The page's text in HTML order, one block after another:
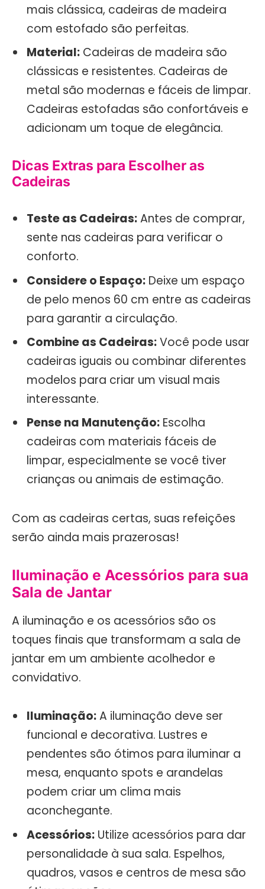
mais clássica, cadeiras de madeira
com estofado são perfeitas.
Material: Cadeiras de madeira são
clássicas e resistentes. Cadeiras de
metal são modernas e fáceis de limpar.
Cadeiras estofadas são confortáveis e
adicionam um toque de elegância.
Dicas Extras para Escolher as
Cadeiras
Teste as Cadeiras:Antes de comprar,
sente nas cadeiras para verificar o
conforto.
Considere o Espaço: Deixe um espaço
de pelo menos 60 cm entre as cadeiras
para garantir a circulação.
Combine as Cadeiras:Você pode usar
cadeiras iguais ou combinar diferentes
modelos para criar um visual mais
interessante.
Pense na Manutenção: Escolha
cadeiras com materiais fáceis de
limpar, especialmente se você tiver
crianças ou animais de estimação.
Com as cadeiras certas, suas refeições
serão ainda mais prazerosas!
Iluminação e Acessórios para sua
Sala de Jantar
A iluminação e os acessórios são os
toques finais que transformam a sala de
jantar em um ambiente acolhedor e
convidativo.
Iluminação:A iluminação deve ser
funcional e decorativa. Lustres e
pendentes são ótimos para iluminar a
mesa, enquanto spots e arandelas
podem criar um clima mais
aconchegante.
Acessórios: Utilize acessórios para dar
personalidade à sua sala. Espelhos,
quadros, vasos e centros de mesa são